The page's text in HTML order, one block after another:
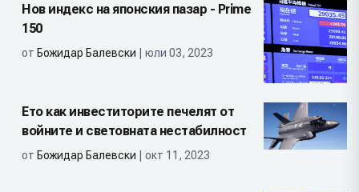
Нов индекс на японския пазар - Prime
150
от Божидар Балевски | юли 03, 2023
Ето как инвеститорите печелят от
войните и световната нестабилност
от Божидар Балевски | окт 11, 2023